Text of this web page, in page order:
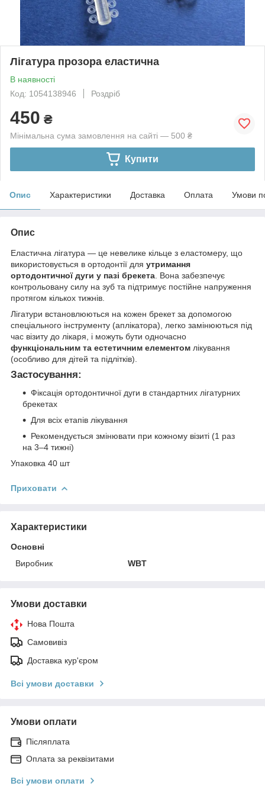
Лігатура прозора еластична
В наявності
Код: 1054138946
Роздріб
450 ₴
Мінімальна сума замовлення на сайті — 500 ₴
Купити
Опис Характеристики Доставка Оплата Умови
Опис
Еластична лігатура — це невелике кільце з еластомеру, що
використовується в ортодонтії для утримання
ортодонтичної дуги у пазі брекета . Вона забезпечує
контрольовану силу на зуб та підтримує постійне напруження
протягом кількох тижнів.
Лігатури встановлюються на кожен брекет за допомогою
спеціального інструменту (аплікатора), легко замінюються під
час візиту до лікаря, і можуть бути одночасно
функціональним та естетичним елементом лікування
(особливо для дітей та підлітків).
Застосування:
Фіксація ортодонтичної дуги в стандартних лігатурних
брекетах
Для всіх етапів лікування
Рекомендується змінювати при кожному візиті (1 раз
на 3–4 тижні)
Упаковка 40 шт
Приховати
Характеристики
Основні
Виробник
WBT
Умови доставки
Нова Пошта
Самовивіз
Доставка кур'єром
Всі умови доставки
Умови оплати
Післяплата
Оплата за реквізитами
Всі умови оплати